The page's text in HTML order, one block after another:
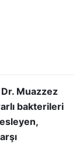
Muazzez
bakterileri